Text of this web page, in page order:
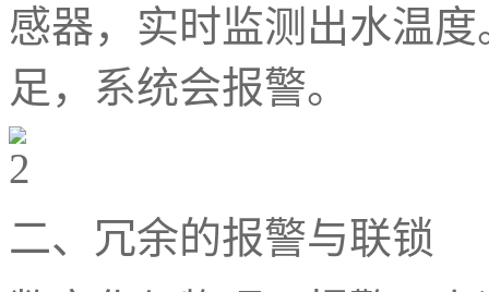
感器，实时监测出水温
足，系统会报警。
二、冗余的报警与联锁